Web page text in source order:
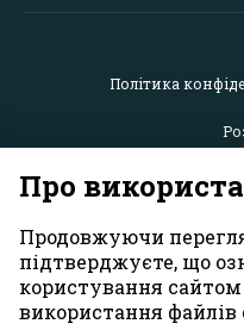
Політика
використовуватися
обов’язковим
https://greenpost.ua,
Також активне
разі використання
Про
Продовжуючи
підтверджуєте, що
користування
використання файлів